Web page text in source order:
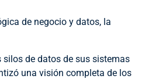
de negocio y datos, la
de datos de sus sistemas
una visión completa de los